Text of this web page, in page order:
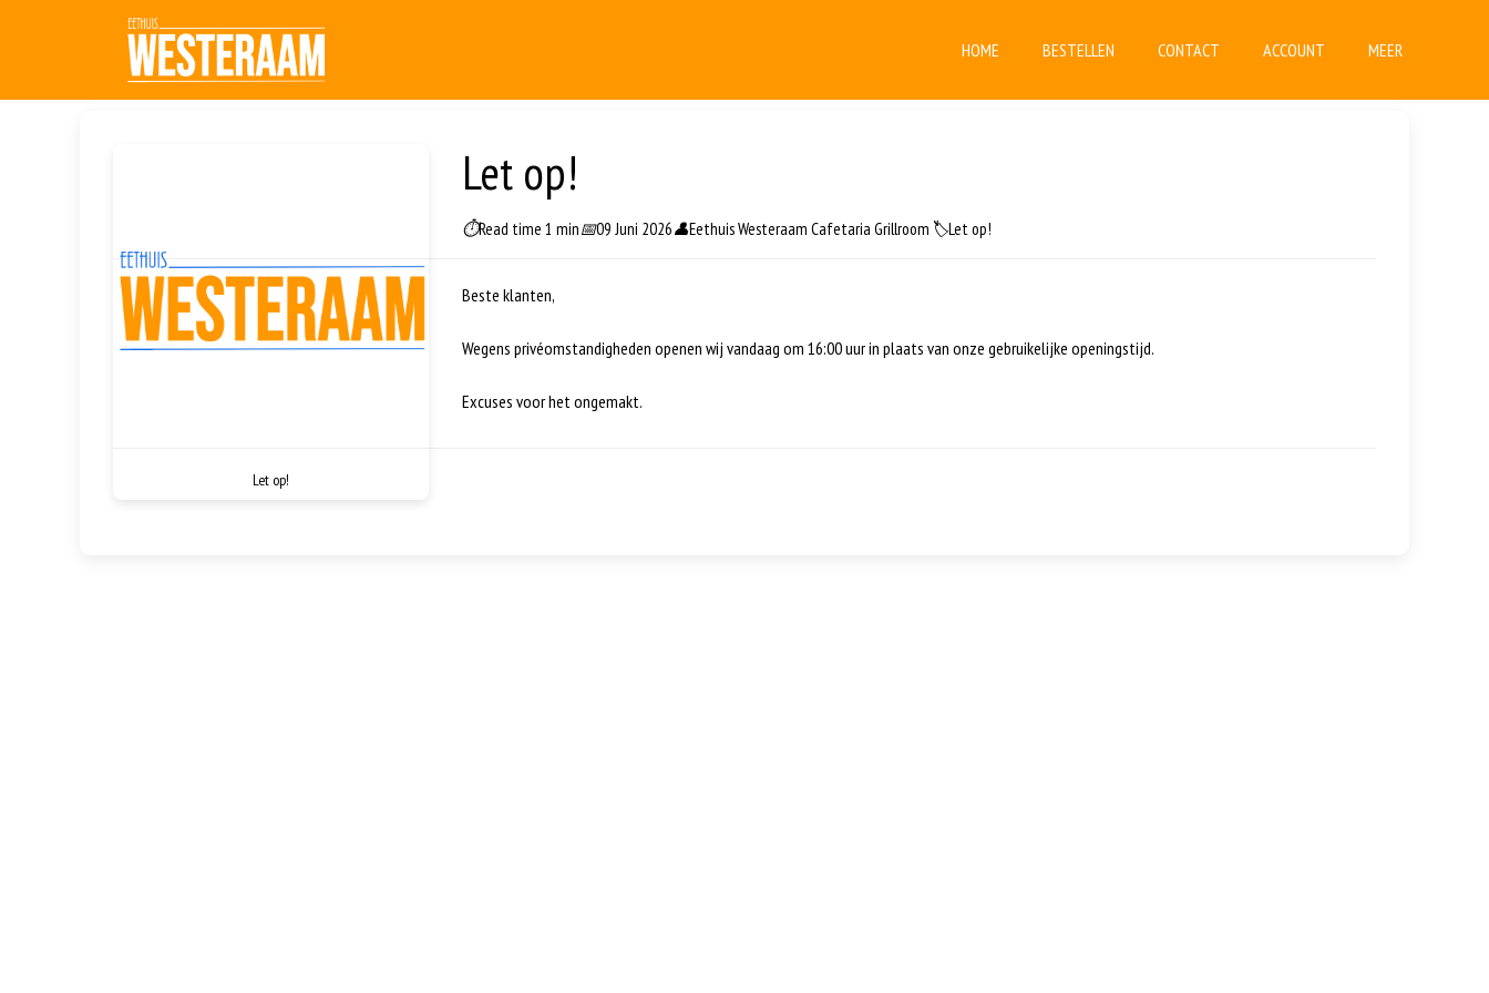
HOME BESTELLEN CONTACT ACCOUNT MEER
Let op!
Let op!
⏱Read time 1 min📅09 Juni 2026👤Eethuis Westeraam Cafetaria Grillroom 🏷️Let op!
Beste klanten,
Wegens privéomstandigheden openen wij vandaag om 16:00 uur in plaats van onze gebruikelijke openingstijd.
Excuses voor het ongemakt.